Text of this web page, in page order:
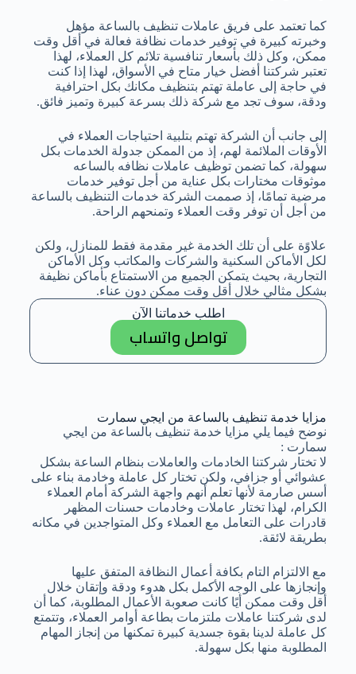
كما تعتمد على فريق عاملات تنظيف بالساعة مؤهل
وخبرته كبيرة في توفير خدمات نظافة فعالة في أقل وقت
ممكن، وكل ذلك بأسعار تنافسية تلائم كل العملاء، لهذا
تعتبر شركتنا أفضل خيار متاح في الأسواق، لهذا إذا كنت
في حاجة إلى عاملة تهتم بتنظيف مكانك بكل احترافية
ودقة، سوف تجد مع شركة ذلك بسرعة كبيرة وتميز فائق.
إلى جانب أن الشركة تهتم بتلبية احتياجات العملاء في
الأوقات الملائمة لهم، إذ من الممكن جدولة الخدمات بكل
سهولة، كما تضمن توظيف عاملات نظافه بالساعه
موثوقات مختارات بكل عناية من أجل توفير خدمات
مرضية تمامًا، إذ صممت الشركة خدمات التنظيف بالساعة
من أجل أن توفر وقت العملاء وتمنحهم الراحة.
علاوًة على أن تلك الخدمة غير مقدمة فقط للمنازل، ولكن
لكل الأماكن السكنية والشركات والمكاتب وكل الأماكن
التجارية، بحيث يتمكن الجميع من الاستمتاع بأماكن نظيفة
بشكل مثالي خلال أقل وقت ممكن دون عناء.
اطلب خدماتنا الآن
تواصل واتساب
مزايا خدمة تنظيف بالساعة من ايجي سمارت
نوضح فيما يلي مزايا خدمة تنظيف بالساعة من ايجي
سمارت :
لا تختار شركتنا الخادمات والعاملات بنظام الساعة بشكل
عشوائي أو جزافي، ولكن تختار كل عاملة وخادمة بناء على
أسس صارمة لأنها تعلم أنهم واجهة الشركة أمام العملاء
الكرام، لهذا تختار عاملات وخادمات حسنات المظهر
قادرات على التعامل مع العملاء وكل المتواجدين في مكانه
بطريقة لائقة.
مع الالتزام التام بكافة أعمال النظافة المتفق عليها
وإنجازها على الوجه الأكمل بكل هدوء ودقة وإتقان خلال
أقل وقت ممكن أيًا كانت صعوبة الأعمال المطلوبة، كما أن
لدى شركتنا عاملات ملتزمات بطاعة أوامر العملاء، وتتمتع
كل عاملة لدينا بقوة جسدية كبيرة تمكنها من إنجاز المهام
المطلوبة منها بكل سهولة.